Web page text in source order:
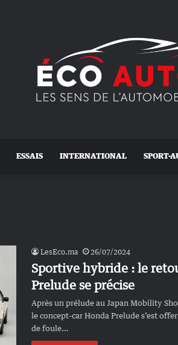
ESSAIS INTERNATIONAL SPORT-
LesEco.ma 26/07/2024
Sportive hybride : le
Prelude se précise
Après un prélude au Japan Mobility
le concept-car Honda Prelude s’est
de foule…